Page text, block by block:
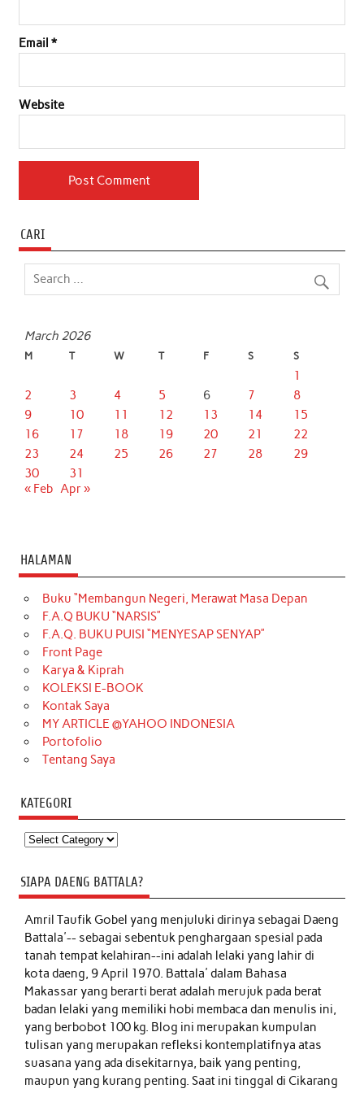
Email *
Website
CARI
March 2026
M T W T F S S
1
2
3 4 5 6 7
8
9
10 11 12 13 14
15
16
17 18 19 20 21
22
23
24 25 26 27 28
29
30
31
« Feb Apr »
HALAMAN
Buku “Membangun Negeri, Merawat Masa Depan
F.A.Q BUKU “NARSIS”
F.A.Q. BUKU PUISI “MENYESAP SENYAP”
Front Page
Karya & Kiprah
KOLEKSI E-BOOK
Kontak Saya
MY ARTICLE @YAHOO INDONESIA
Portofolio
Tentang Saya
KATEGORI
Kategori
SIAPA DAENG BATTALA?
Amril Taufik Gobelyang menjuluki dirinya sebagai Daeng
Battala'-- sebagai sebentuk penghargaan spesial pada
tanah tempat kelahiran--ini adalah lelaki yang lahir di
kota daeng, 9 April 1970. Battala' dalam Bahasa
Makassar yang berarti berat adalah merujuk pada berat
badan lelaki yang memiliki hobi membaca dan menulis ini,
yang berbobot 100 kg. Blog ini merupakan kumpulan
tulisan yang merupakan refleksi kontemplatifnya atas
suasana yang ada disekitarnya, baik yang penting,
maupun yang kurang penting. Saat ini tinggal di Cikarang